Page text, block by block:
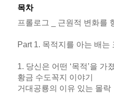
목차
프롤로그 _ 근원적 변화를
Part 1. 목적지를 아는 배는
1. 당신은 어떤 ‘목적’을 가
황금 수도꼭지 이야기
거대공룡의 이유 있는 몰락